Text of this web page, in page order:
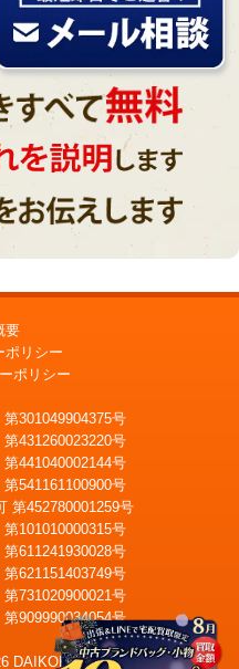
メール査定
要
ポリシー
ポリシー
301049904375号
431260023220号
441040002144号
541161100900号
第452780001259号
101010000315号
611241930028号
621151403749号
731020900021号
909990034054号
DAIKOKUYA, Inc.